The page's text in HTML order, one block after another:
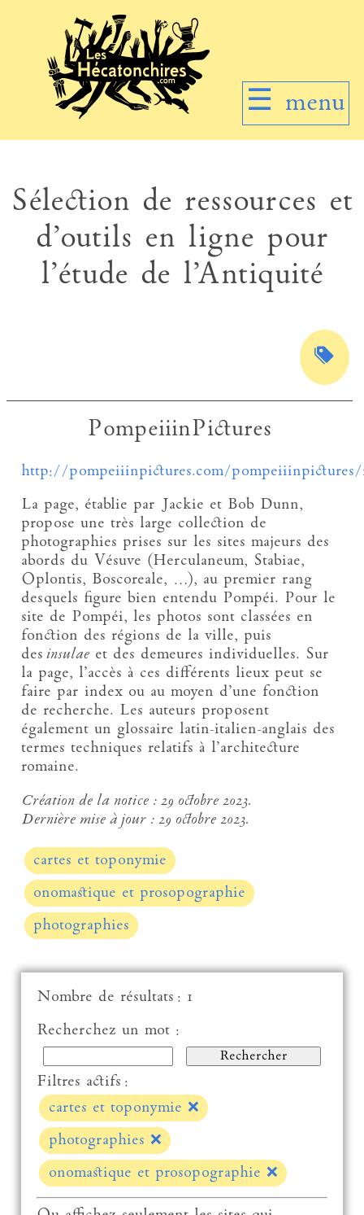
☰ menu
Sélection de ressources et
d’outils en ligne pour
l’étude de l’Antiquité
PompeiiinPictures
http://pompeiiinpictures.com/
La page, établie par Jackie et Bob Dunn,
propose une très large collection de
photographies prises sur les sites majeurs des
abords du Vésuve (Herculaneum, Stabiae,
Oplontis, Boscoreale, …), au premier rang
desquels figure bien entendu Pompéi. Pour le
site de Pompéi, les photos sont classées en
fonction des régions de la ville, puis
desinsulae et des demeures individuelles. Sur
la page, l’accès à ces différents lieux peut se
faire par index ou au moyen d’une fonction
de recherche. Les auteurs proposent
également un glossaire latin-italien-anglais des
termes techniques relatifs à l’architecture
romaine.
Création de la notice :29 octobre 2023.
Dernière mise à jour :29 octobre 2023.
cartes et toponymie
onomastique et prosopographie
photographies
Nombre de résultats : 1
Recherchez un mot :
Filtres actifs :
cartes et toponymie ❌
photographies ❌
onomastique et prosopographie ❌